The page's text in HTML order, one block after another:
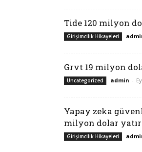
Tide 120 milyon
Girişimcilik Hikayeleri
Grvt 19 milyon
Uncategorized admin -
Yapay zeka
milyon dolar
Girişimcilik Hikayeleri